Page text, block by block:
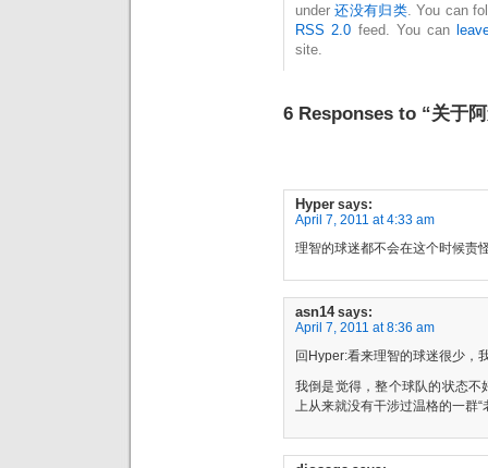
under还没有归类. You can
RSS 2.0 feed. You can
site.
6 Responses to “关于
Hyper says:
April 7, 2011 at 4:33 am
理智的球迷都不会在这个时候责
asn14 says:
April 7, 2011 at 8:36 am
回Hyper:看来理智的球迷很少，
我倒是觉得，整个球队的状态
上从来就没有干涉过温格的一群